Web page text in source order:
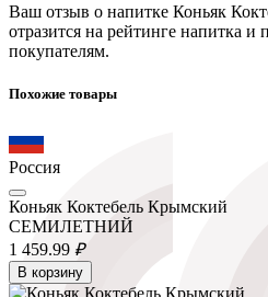
Ваш отзыв о напитке Коньяк
отразится на рейтинге напитка
покупателям.
Похожие товары
Россия
Коньяк Коктебель Крымский
СЕМИЛЕТНИЙ
1 459.99 ₽
В корзину